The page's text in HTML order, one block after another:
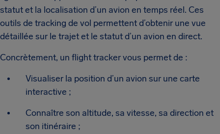
statut et la localisation d’un avion en temps réel. Ces
outils de tracking de vol permettent d’obtenir une vue
détaillée sur le trajet et le statut d’un avion en direct.
Concrètement, un flight tracker vous permet de :
Visualiser la position d’un avion sur une carte
interactive ;
Connaître son altitude, sa vitesse, sa direction et
son itinéraire ;